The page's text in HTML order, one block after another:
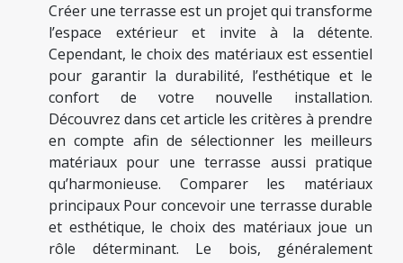
Créer une terrasse est un projet qui transforme
l’espace extérieur et invite à la détente.
Cependant, le choix des matériaux est essentiel
pour garantir la durabilité, l’esthétique et le
confort de votre nouvelle installation.
Découvrez dans cet article les critères à prendre
en compte afin de sélectionner les meilleurs
matériaux pour une terrasse aussi pratique
qu’harmonieuse. Comparer les matériaux
principaux Pour concevoir une terrasse durable
et esthétique, le choix des matériaux joue un
rôle déterminant. Le bois, généralement